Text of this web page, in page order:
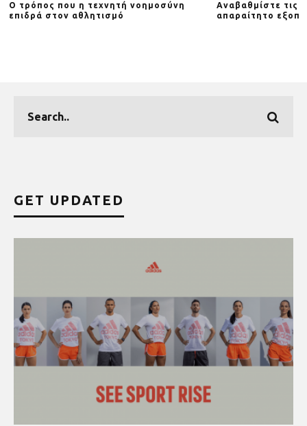
Ο τρόπος που η τεχνητή νοημοσύνη
επιδρά στον αθλητισμό
Αναβαθμίστε τις
απαραίτητο
GET UPDATED